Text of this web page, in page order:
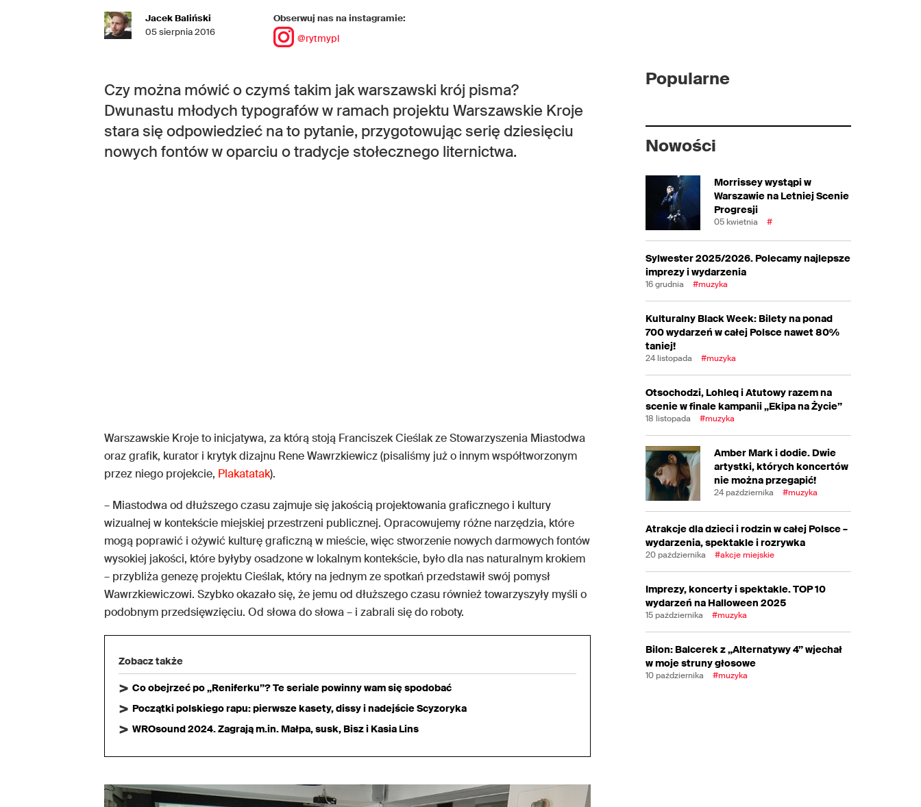
Jacek Baliński
05 sierpnia 2016
Obserwuj nas na instagramie:
@rytmypl
Czy można mówić o czymś takim jak warszawski krój pisma?
Dwunastu młodych typografów w ramach projektu Warszawskie Kroje
stara się odpowiedzieć na to pytanie, przygotowując serię dziesięciu
nowych fontów w oparciu o tradycje stołecznego liternictwa.
Warszawskie Kroje to inicjatywa, za którą stoją Franciszek Cieślak ze Stowarzyszenia Miastodwa
oraz grafik, kurator i krytyk dizajnu Rene Wawrzkiewicz (pisaliśmy już o innym współtworzonym
przez niego projekcie, Plakatatak).
– Miastodwa od dłuższego czasu zajmuje się jakością projektowania graficznego i kultury
wizualnej w kontekście miejskiej przestrzeni publicznej. Opracowujemy różne narzędzia, które
mogą poprawić i ożywić kulturę graficzną w mieście, więc stworzenie nowych darmowych fontów
wysokiej jakości, które byłyby osadzone w lokalnym kontekście, było dla nas naturalnym krokiem
– przybliża genezę projektu Cieślak, który na jednym ze spotkań przedstawił swój pomysł
Wawrzkiewiczowi. Szybko okazało się, że jemu od dłuższego czasu również towarzyszyły myśli o
podobnym przedsięwzięciu. Od słowa do słowa – i zabrali się do roboty.
Zobacz także
Co obejrzeć po „Reniferku”? Te seriale powinny wam się spodobać
Początki polskiego rapu: pierwsze kasety, dissy i nadejście Scyzoryka
WROsound 2024. Zagrają m.in. Małpa, susk, Bisz i Kasia Lins
Popularne
Nowości
Morrissey wystąpi w
Warszawie na Letniej Scenie
Progresji
05 kwietnia #
Sylwester 2025/2026. Polecamy najlepsze
imprezy i wydarzenia
16 grudnia #muzyka
Kulturalny Black Week: Bilety na ponad
700 wydarzeń w całej Polsce nawet 80%
taniej!
24 listopada #muzyka
Otsochodzi, Lohleq i Atutowy razem na
scenie w finale kampanii „Ekipa na Życie”
18 listopada #muzyka
Amber Mark i dodie. Dwie
artystki, których koncertów
nie można przegapić!
24 października #muzyka
Atrakcje dla dzieci i rodzin w całej Polsce –
wydarzenia, spektakle i rozrywka
20 października #akcje miejskie
Imprezy, koncerty i spektakle. TOP 10
wydarzeń na Halloween 2025
15 października #muzyka
Bilon: Balcerek z „Alternatywy 4” wjechał
w moje struny głosowe
10 października #muzyka